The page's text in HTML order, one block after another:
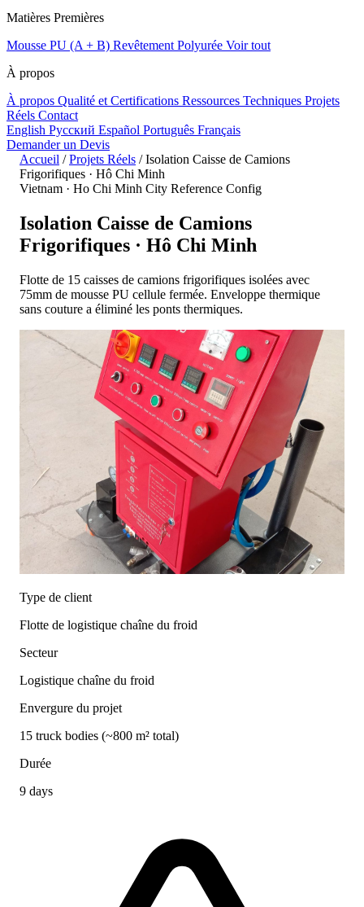
Matières Premières
Mousse PU (A + B) Revêtement Polyurée Voir tout
À propos
À propos Qualité et Certifications Ressources Techniques Projets
Réels Contact
English Русский Español Português Français
Demander un Devis
Accueil / Projets Réels / Isolation Caisse de Camions
Frigorifiques · Hô Chi Minh
Vietnam · Ho Chi Minh City Reference Config
Isolation Caisse de Camions
Frigorifiques · Hô Chi Minh
Flotte de 15 caisses de camions frigorifiques isolées avec
75mm de mousse PU cellule fermée. Enveloppe thermique
sans couture a éliminé les ponts thermiques.
Type de client
Flotte de logistique chaîne du froid
Secteur
Logistique chaîne du froid
Envergure du projet
15 truck bodies (~800 m² total)
Durée
9 days